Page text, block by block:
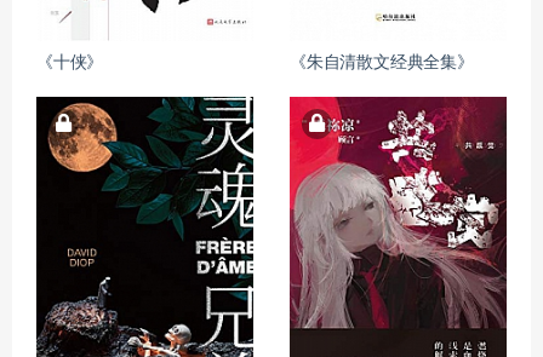
《十侠》 《朱自清散文经典全集》